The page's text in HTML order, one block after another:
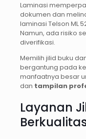
Laminasi
dokumen dan
laminasi Telson ML
Namun, ada risiko
diverifikasi.
Memilih jilid buku
bergantung pada
manfaatnya besar
dan tampilan
Layanan